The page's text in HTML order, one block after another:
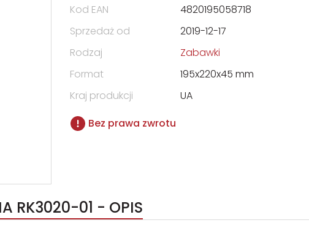
Kod EAN
4820195058718
Sprzedaż od
2019-12-17
Rodzaj
Zabawki
Format
195x220x45 mm
Kraj produkcji
UA
Bez prawa zwrotu
RK3020-01 - OPIS